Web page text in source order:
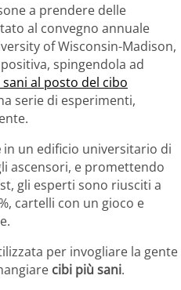
a prendere delle
al convegno annuale
of Wisconsin-Madison,
spingendola ad
al posto del cibo
serie di esperimenti,
in un edificio universitario di
ascensori, e promettendo
gli esperti sono riusciti a
cartelli con un gioco e
per invogliare la gente
cibi più sani.